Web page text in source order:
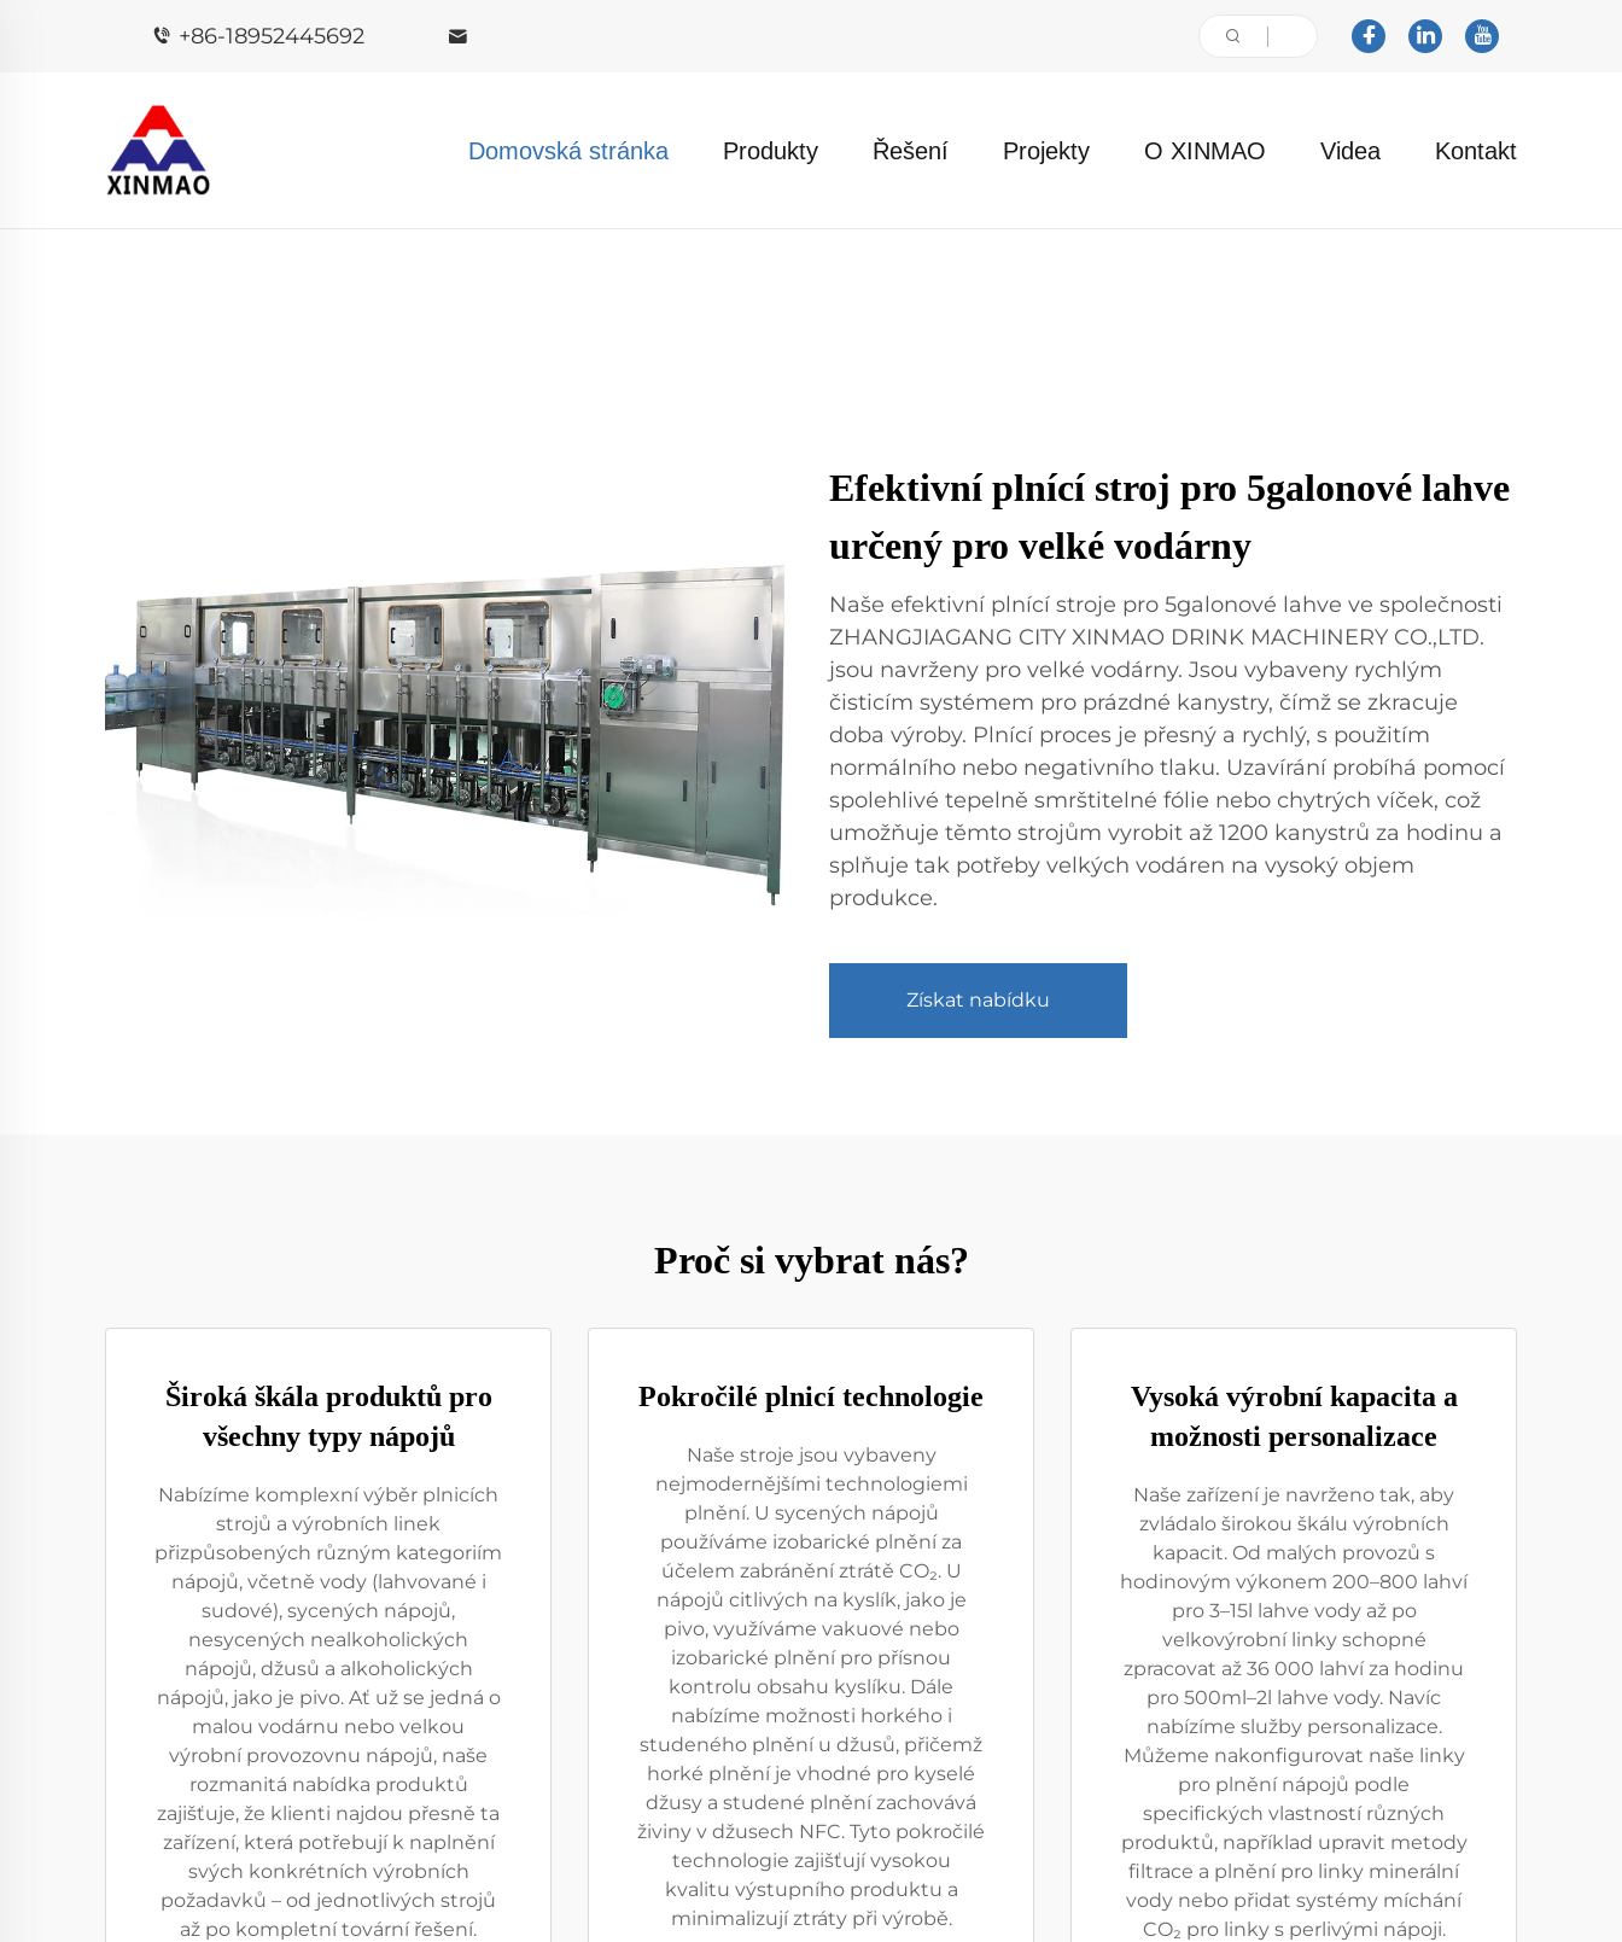
+86-18952445692
Domovská stránka Produkty Řešení Projekty O XINMAO Videa Kontakt
Efektivní plnící stroj pro 5galonové lahve
určený pro velké vodárny
Naše efektivní plnící stroje pro 5galonové lahve ve společnosti
ZHANGJIAGANG CITY XINMAO DRINK MACHINERY CO.,LTD.
jsou navrženy pro velké vodárny. Jsou vybaveny rychlým
čisticím systémem pro prázdné kanystry, čímž se zkracuje
doba výroby. Plnící proces je přesný a rychlý, s použitím
normálního nebo negativního tlaku. Uzavírání probíhá pomocí
spolehlivé tepelně smrštitelné fólie nebo chytrých víček, což
umožňuje těmto strojům vyrobit až 1200 kanystrů za hodinu a
splňuje tak potřeby velkých vodáren na vysoký objem
produkce.
Získat nabídku
Proč si vybrat nás?
Široká škála produktů pro
všechny typy nápojů
Nabízíme komplexní výběr plnicích
strojů a výrobních linek
přizpůsobených různým kategoriím
nápojů, včetně vody (lahvované i
sudové), sycených nápojů,
nesycených nealkoholických
nápojů, džusů a alkoholických
nápojů, jako je pivo. Ať už se jedná o
malou vodárnu nebo velkou
výrobní provozovnu nápojů, naše
rozmanitá nabídka produktů
zajišťuje, že klienti najdou přesně ta
zařízení, která potřebují k naplnění
svých konkrétních výrobních
požadavků – od jednotlivých strojů
až po kompletní tovární řešení.
Pokročilé plnicí technologie
Naše stroje jsou vybaveny
nejmodernějšími technologiemi
plnění. U sycených nápojů
používáme izobarické plnění za
účelem zabránění ztrátě CO₂. U
nápojů citlivých na kyslík, jako je
pivo, využíváme vakuové nebo
izobarické plnění pro přísnou
kontrolu obsahu kyslíku. Dále
nabízíme možnosti horkého i
studeného plnění u džusů, přičemž
horké plnění je vhodné pro kyselé
džusy a studené plnění zachovává
živiny v džusech NFC. Tyto pokročilé
technologie zajišťují vysokou
kvalitu výstupního produktu a
minimalizují ztráty při výrobě.
Vysoká výrobní kapacita a
možnosti personalizace
Naše zařízení je navrženo tak, aby
zvládalo širokou škálu výrobních
kapacit. Od malých provozů s
hodinovým výkonem 200–800 lahví
pro 3–15l lahve vody až po
velkovýrobní linky schopné
zpracovat až 36 000 lahví za hodinu
pro 500ml–2l lahve vody. Navíc
nabízíme služby personalizace.
Můžeme nakonfigurovat naše linky
pro plnění nápojů podle
specifických vlastností různých
produktů, například upravit metody
filtrace a plnění pro linky minerální
vody nebo přidat systémy míchání
CO₂ pro linky s perlivými nápoji.